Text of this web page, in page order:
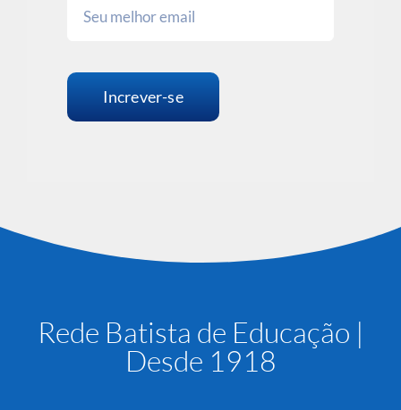
Increver-se
Rede Batista de Educação |
Desde 1918